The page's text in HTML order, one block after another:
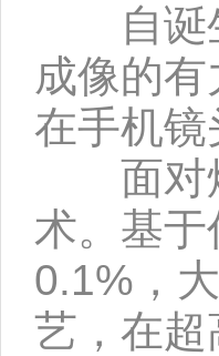
自诞生
成像的
在手机
面对炫
术。基
0.1%，
艺，在